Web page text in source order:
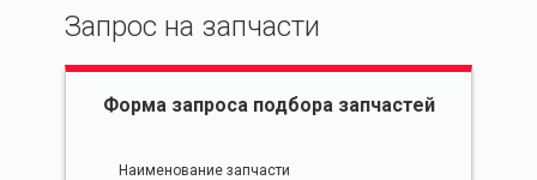
Запрос на запчасти
Форма запроса подбора запчастей
Наименование запчасти